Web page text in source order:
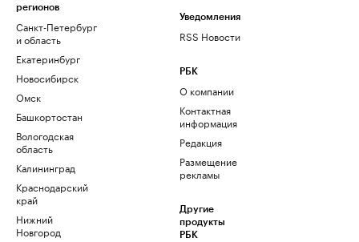
регионов
Санкт-Петербург
и область
Екатеринбург
Новосибирск
Омск
Башкортостан
Вологодская
область
Калининград
Краснодарский
край
Нижний
Новгород
Уведомления
RSS Новости
РБК
О компании
Контактная
информация
Редакция
Размещение
рекламы
Другие
продукты
РБК